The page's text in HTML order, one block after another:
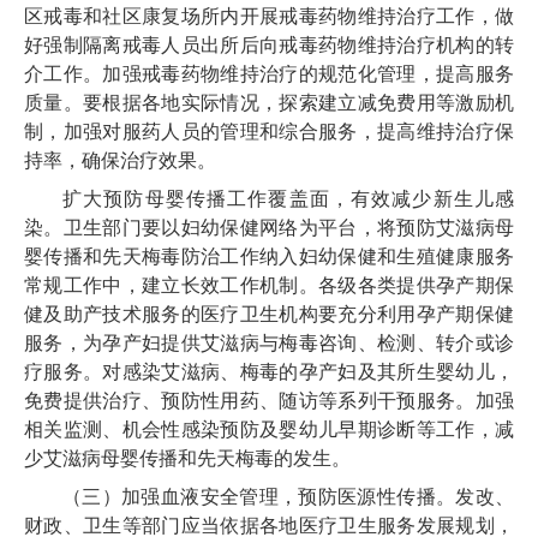
区戒毒和社区康复场所内开展戒毒药物维持治疗工作，做
好强制隔离戒毒人员出所后向戒毒药物维持治疗机构的转
介工作。加强戒毒药物维持治疗的规范化管理，提高服务
质量。要根据各地实际情况，探索建立减免费用等激励机
制，加强对服药人员的管理和综合服务，提高维持治疗保
持率，确保治疗效果。
扩大预防母婴传播工作覆盖面，有效减少新生儿感
染。卫生部门要以妇幼保健网络为平台，将预防艾滋病母
婴传播和先天梅毒防治工作纳入妇幼保健和生殖健康服务
常规工作中，建立长效工作机制。各级各类提供孕产期保
健及助产技术服务的医疗卫生机构要充分利用孕产期保健
服务，为孕产妇提供艾滋病与梅毒咨询、检测、转介或诊
疗服务。对感染艾滋病、梅毒的孕产妇及其所生婴幼儿，
免费提供治疗、预防性用药、随访等系列干预服务。加强
相关监测、机会性感染预防及婴幼儿早期诊断等工作，减
少艾滋病母婴传播和先天梅毒的发生。
（三）加强血液安全管理，预防医源性传播。发改、
财政、卫生等部门应当依据各地医疗卫生服务发展规划，